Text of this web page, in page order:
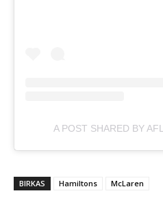
A POST SHARED BY
BIRKAS Hamiltons McLaren